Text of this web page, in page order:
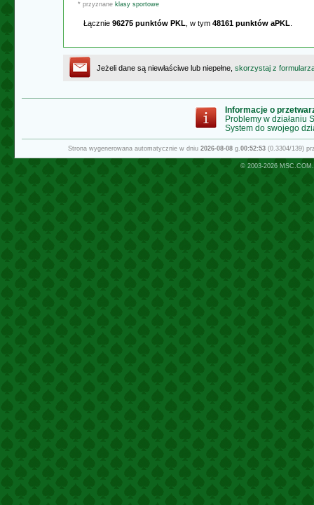
* przyznane klasy sportowe
Łącznie 96275 punktów PKL , w tym 48161 punktów aPKL
Jeżeli dane są niewłaściwe lub niepełne, skorzystaj z
Informacje o
Problemy w działaniu
System do swojego
Strona wygenerowana automatycznie w dniu 2026-08-08g.00:52:53(0.3304/139)
© 2003-2026